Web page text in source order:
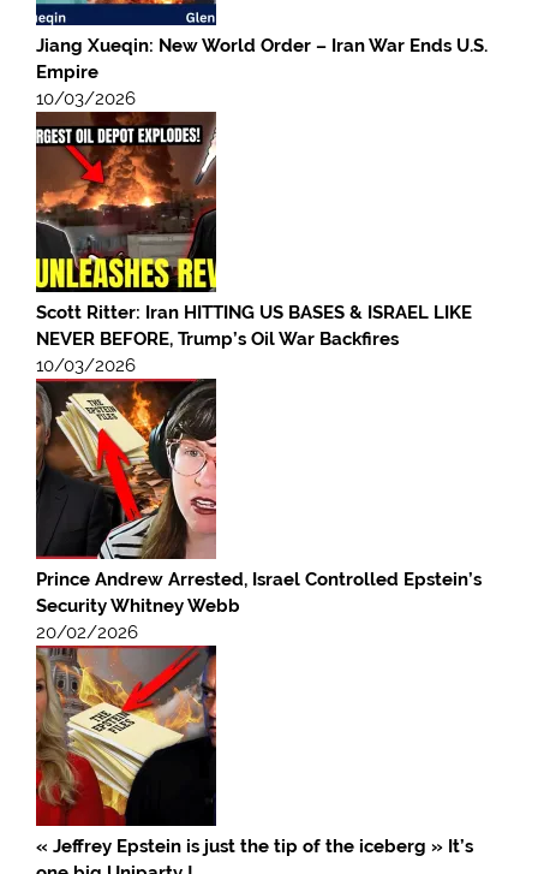
Jiang Xueqin: New World Order – Iran War Ends U.S.
Empire
10/03/2026
Scott Ritter: Iran HITTING US BASES & ISRAEL LIKE
NEVER BEFORE, Trump’s Oil War Backfires
10/03/2026
Prince Andrew Arrested, Israel Controlled Epstein’s
Security Whitney Webb
20/02/2026
« Jeffrey Epstein is just the tip of the iceberg » It’s